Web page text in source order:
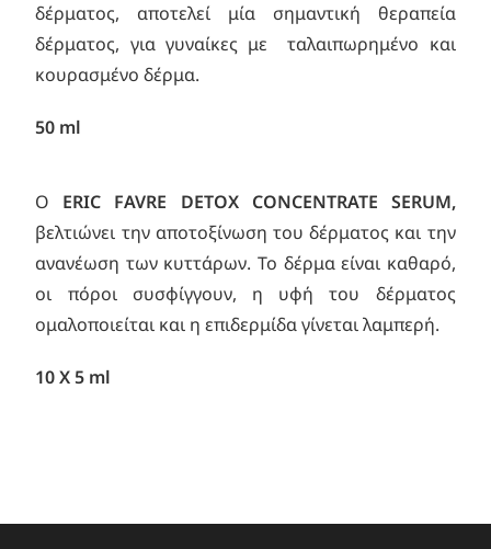
δέρματος, αποτελεί μία σημαντική θεραπεία
δέρματος, για γυναίκες με ταλαιπωρημένο και
κουρασμένο δέρμα.
50 ml
O ERIC FAVRE DETOX CONCENTRATE SERUM,
βελτιώνει την αποτοξίνωση του δέρματος και την
ανανέωση των κυττάρων. Το δέρμα είναι καθαρό,
οι πόροι συσφίγγουν, η υφή του δέρματος
ομαλοποιείται και η επιδερμίδα γίνεται λαμπερή.
10 X 5 ml